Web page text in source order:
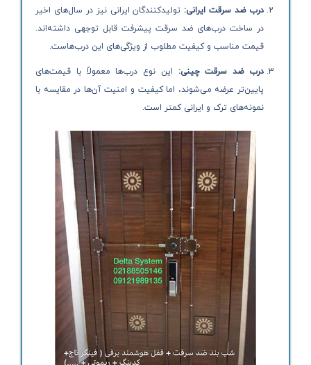
درب ضد سرقت ایرانی: تولیدکنندگان ایرانی نیز در سال‌های اخیر
در ساخت درب‌های ضد سرقت پیشرفت قابل توجهی داشته‌اند.
قیمت مناسب و کیفیت مطلوب از ویژگی‌های این درب‌هاست.
درب ضد سرقت چینی: این نوع درب‌ها معمولاً با قیمت‌های
پایین‌تر عرضه می‌شوند، اما کیفیت و امنیت آن‌ها در مقایسه با
نمونه‌های ترک و ایرانی کمتر است.